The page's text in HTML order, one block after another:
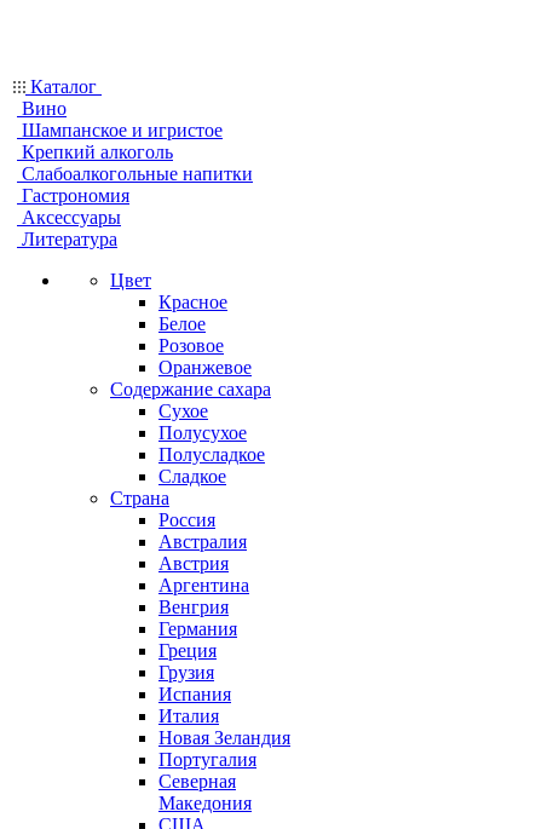
Каталог
Вино
Шампанское и игристое
Крепкий алкоголь
Слабоалкогольные напитки
Гастрономия
Аксессуары
Литература
Цвет
Красное
Белое
Розовое
Оранжевое
Содержание сахара
Сухое
Полусухое
Полусладкое
Сладкое
Страна
Россия
Австралия
Австрия
Аргентина
Венгрия
Германия
Греция
Грузия
Испания
Италия
Новая Зеландия
Португалия
Северная
Македония
США